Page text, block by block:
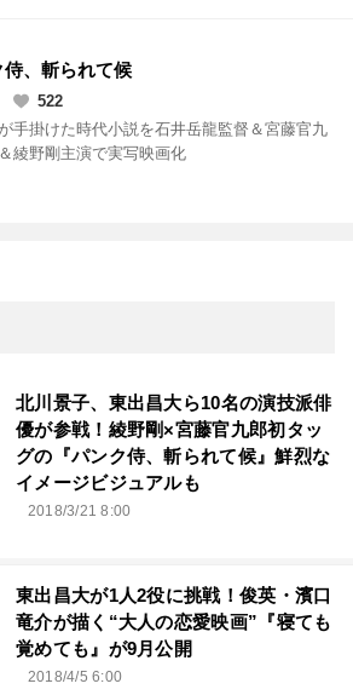
侍、斬られて候
522
手掛けた時代小説を石井岳龍監督＆宮藤官九
綾野剛主演で実写映画化
北川景子、東出昌大ら10名の演技派俳
優が参戦！綾野剛×宮藤官九郎初タッ
グの『パンク侍、斬られて候』鮮烈な
イメージビジュアルも
2018/3/21 8:00
東出昌大が1人2役に挑戦！俊英・濱口
竜介が描く“大人の恋愛映画”『寝ても
覚めても』が9月公開
2018/4/5 6:00